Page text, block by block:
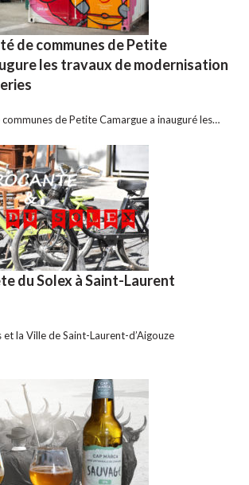
de communes de Petite
les travaux de modernisation
de Petite Camargue a inauguré les…
du Solex à Saint-Laurent
la Ville de Saint-Laurent-d’Aigouze